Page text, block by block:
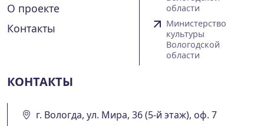
О проекте
Контакты
области
Министерство
культуры
Вологодской
области
КОНТАКТЫ
г. Вологда, ул. Мира, 36 (5-й этаж), оф. 7